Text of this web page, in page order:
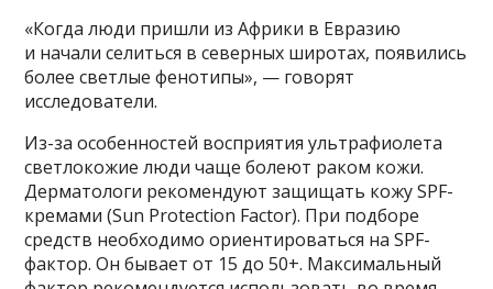
«Когда люди пришли из Африки в Евразию
и начали селиться в северных широтах, появились
более светлые фенотипы», — говорят
исследователи.
Из-за особенностей восприятия ультрафиолета
светлокожие люди чаще болеют раком кожи.
Дерматологи рекомендуют защищать кожу SPF-
кремами (Sun Protection Factor). При подборе
средств необходимо ориентироваться на SPF-
фактор. Он бывает от 15 до 50+. Максимальный